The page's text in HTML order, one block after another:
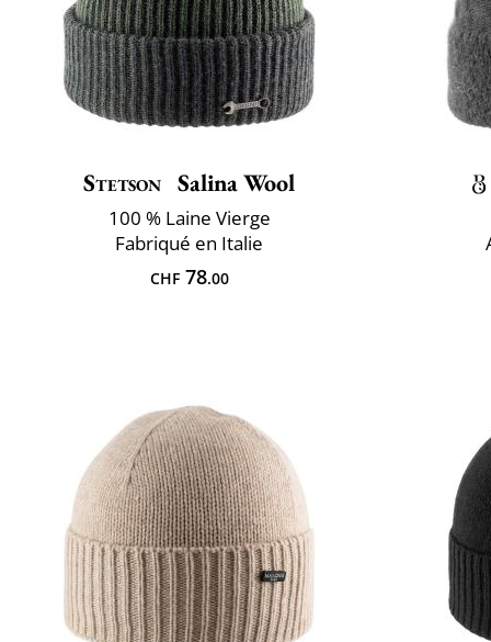
Stetson Salina Wool
100 % Laine Vierge
Fabriqué en Italie
CHF78.00